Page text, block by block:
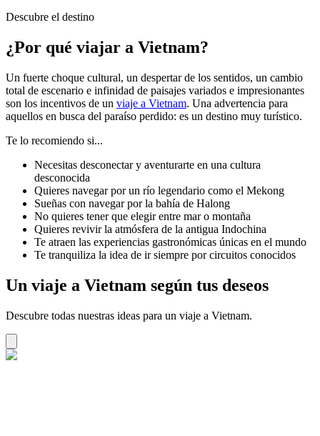
Descubre el destino
¿Por qué viajar a Vietnam?
Un fuerte choque cultural, un despertar de los sentidos, un cambio
total de escenario e infinidad de paisajes variados e impresionantes
son los incentivos de un viaje a Vietnam. Una advertencia para
aquellos en busca del paraíso perdido: es un destino muy turístico.
Te lo recomiendo si...
Necesitas desconectar y aventurarte en una cultura
desconocida
Quieres navegar por un río legendario como el Mekong
Sueñas con navegar por la bahía de Halong
No quieres tener que elegir entre mar o montaña
Quieres revivir la atmósfera de la antigua Indochina
Te atraen las experiencias gastronómicas únicas en el mundo
Te tranquiliza la idea de ir siempre por circuitos conocidos
Un viaje a Vietnam según tus deseos
Descubre todas nuestras ideas para un viaje a Vietnam.